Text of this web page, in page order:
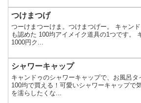
つけまつげ
つーけまつーけま。つけまつげー。 キャン
も認めた 100均アイメイク道具の1つです。
1000円ク...
シャワーキャップ
キャンドゥのシャワーキャップで、お風呂タ
100均で買える！可愛いシャワーキャップで
を濡らしたくな...